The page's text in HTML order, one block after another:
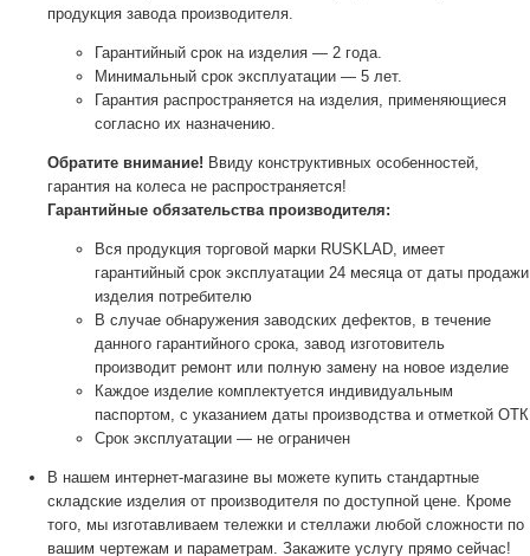
продукция завода производителя.
Гарантийный срок на изделия — 2 года.
Минимальный срок эксплуатации — 5 лет.
Гарантия распространяется на изделия, применяющиеся
согласно их назначению.
Обратите внимание! Ввиду конструктивных особенностей,
гарантия на колеса не распространяется!
Гарантийные обязательства производителя:
Вся продукция торговой марки RUSKLAD, имеет
гарантийный срок эксплуатации 24 месяца от даты продажи
изделия потребителю
В случае обнаружения заводских дефектов, в течение
данного гарантийного срока, завод изготовитель
производит ремонт или полную замену на новое изделие
Каждое изделие комплектуется индивидуальным
паспортом, с указанием даты производства и отметкой ОТК
Срок эксплуатации — не ограничен
В нашем интернет-магазине вы можете купить стандартные
складские изделия от производителя по доступной цене. Кроме
того, мы изготавливаем тележки и стеллажи любой сложности по
вашим чертежам и параметрам. Закажите услугу прямо сейчас!